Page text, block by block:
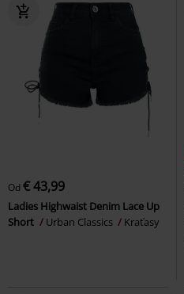
Od € 43,99
Ladies Highwaist Denim Lace Up
Short
Urban Classics Kraťasy